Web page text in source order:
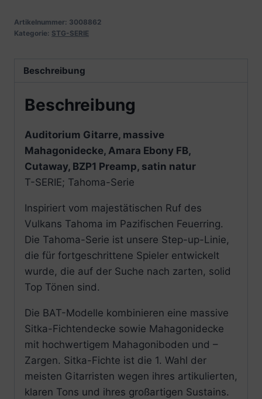
Artikelnummer: 3008862
Kategorie: STG-SERIE
Beschreibung
Beschreibung
Auditorium Gitarre, massive
Mahagonidecke, Amara Ebony FB,
Cutaway, BZP1 Preamp, satin natur
T-SERIE; Tahoma-Serie
Inspiriert vom majestätischen Ruf des
Vulkans Tahoma im Pazifischen Feuerring.
Die Tahoma-Serie ist unsere Step-up-Linie,
die für fortgeschrittene Spieler entwickelt
wurde, die auf der Suche nach zarten, solid
Top Tönen sind.
Die BAT-Modelle kombinieren eine massive
Sitka-Fichtendecke sowie Mahagonidecke
mit hochwertigem Mahagoniboden und –
Zargen. Sitka-Fichte ist die 1. Wahl der
meisten Gitarristen wegen ihres artikulierten,
klaren Tons und ihres großartigen Sustains.